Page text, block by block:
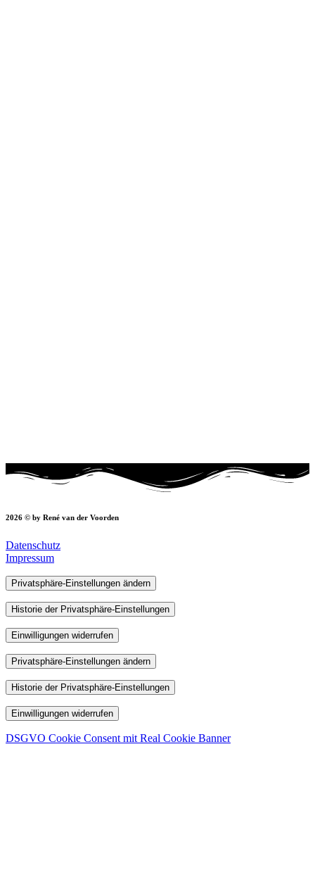
2026 © by René van der Voorden
Datenschutz
Impressum
Privatsphäre-Einstellungen ändern
Historie der Privatsphäre-Einstellungen
Einwilligungen widerrufen
Privatsphäre-Einstellungen ändern
Historie der Privatsphäre-Einstellungen
Einwilligungen widerrufen
DSGVO Cookie Consent mit Real Cookie Banner